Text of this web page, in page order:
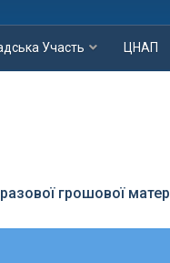
Участь ЦНАП
грошової